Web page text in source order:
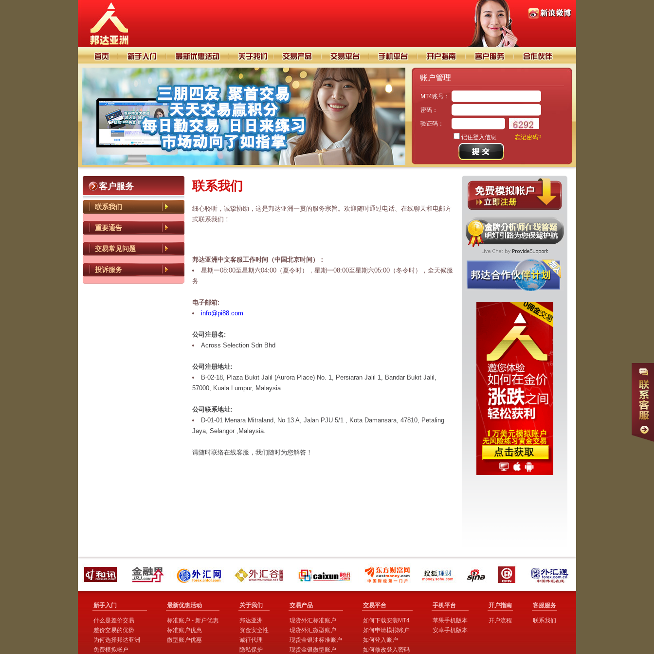
账户管理
MT4账号：
密码：
验证码：
记住登入信息
忘记密码?
客户服务
联系我们
重要通告
交易常见问题
投诉服务
联系我们
细心聆听，诚挚协助，这是邦达亚洲一贯的服务宗旨。欢迎随时通过电话、在线聊天和电邮方
式联系我们！
邦达亚洲中文客服工作时间（中国北京时间）：
星期一08:00至星期六04:00（夏令时），星期一08:00至星期六05:00（冬令时），全天候服
务
电子邮箱:
info@pi88.com
公司注册名:
Across Selection Sdn Bhd
公司注册地址:
B-02-18, Plaza Bukit Jalil (Aurora Place) No. 1, Persiaran Jalil 1, Bandar Bukit Jalil,
57000, Kuala Lumpur, Malaysia.
公司联系地址:
D-01-01 Menara Mitraland, No 13 A, Jalan PJU 5/1 , Kota Damansara, 47810, Petaling
Jaya, Selangor ,Malaysia.
请随时联络在线客服，我们随时为您解答！
新手入门
什么是差价交易
差价交易的优势
为何选择邦达亚洲
免费模拟帐户
最新优惠活动
标准账户 - 新户优惠
标准账户优惠
微型账户优惠
关于我们
邦达亚洲
资金安全性
诚征代理
隐私保护
交易产品
现货外汇标准账户
现货外汇微型账户
现货金银油标准账户
现货金银微型账户
交易平台
如何下载安装MT4
如何申请模拟账户
如何登入账户
如何修改登入密码
手机平台
苹果手机版本
安卓手机版本
开户指南
开户流程
客服服务
联系我们